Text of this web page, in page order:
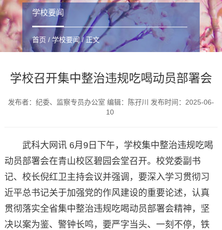
学校要闻
首页 / 学校要闻/ 正文
学校召开集中整治违规吃喝动员部署会
发布者：纪委、监察专员办公室 编辑：陈孖川 发布时间：2025-06-
10
武科大网讯 6月9日下午，学校集中整治违规吃喝
动员部署会在青山校区碧园会堂召开。校党委副书
记、校长倪红卫主持会议并强调，要深入学习贯彻习
近平总书记关于加强党的作风建设的重要论述，认真
贯彻落实全省集中整治违规吃喝动员部署会精神，坚
决以案为鉴、警钟长鸣，要严字当头、一刻不停，铁